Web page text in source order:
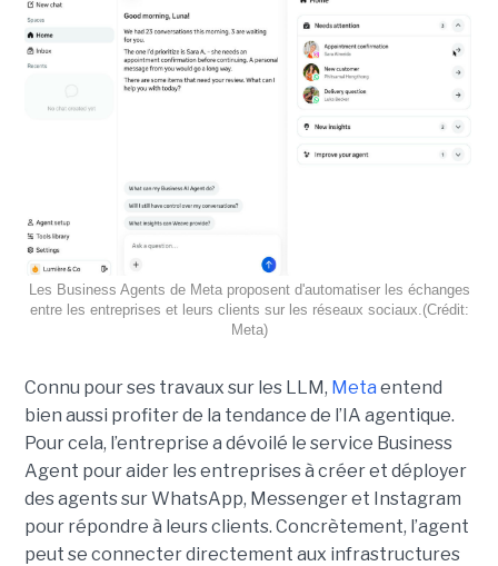
Les Business Agents de Meta proposent d'automatiser les échanges
entre les entreprises et leurs clients sur les réseaux sociaux.(Crédit:
Meta)
Connu pour ses travaux sur les LLM, Meta entend
bien aussi profiter de la tendance de l’IA agentique.
Pour cela, l’entreprise a dévoilé le service Business
Agent pour aider les entreprises à créer et déployer
des agents sur WhatsApp, Messenger et Instagram
pour répondre à leurs clients. Concrètement, l’agent
peut se connecter directement aux infrastructures